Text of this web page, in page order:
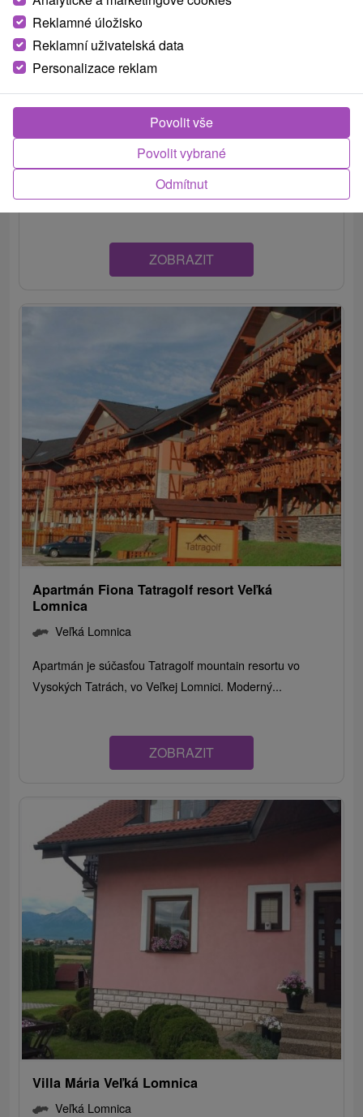
Apartmánový dom Bocian Veľká Lomnica
Veľká Lomnica
Apartmánový dom v podhorí Vysokých Tatier v tichej časti
obce Veľká Lomnica ponúka ubytovanie v...
ZOBRAZIT
Apartmán Fiona Tatragolf resort Veľká
Lomnica
Veľká Lomnica
Apartmán je súčasťou Tatragolf mountain resortu vo
Vysokých Tatrách, vo Veľkej Lomnici. Moderný...
ZOBRAZIT
Villa Mária Veľká Lomnica
Veľká Lomnica
Reklamné úložisko
Reklamní uživatelská data
Personalizace reklam
Odmítnut
Povolit vybrané
Povolit vše